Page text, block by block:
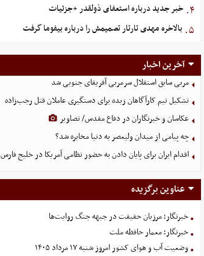
۴. خبر جدید درباره استعفای ذولقدر +جزئیات
۵. بالاخره مهدی تارتار تصمیمش را درباره بیفوما گرفت
آخرین اخبار
مربی سابق استقلال سرمربی آفریقای جنوبی شد
تشکیل تیم کارآگاهان زبده برای دستگیری عاملان قتل رجب‌زاده
عکاسان و خبرنگاران در دفاع مقدس/ تصاویر
چه پیامی از میدان ولیعصر به دنیا مخابره شد؟
اقدام ایران برای پایان دادن به حضور نظامی آمریکا در خلیج فارس
عناوین برگزیده
خبرنگار؛ مرزبان حقیقت در جبهه جنگ روایت‌ها
خبرنگار؛ معمار حافظه ملت
وضعیت آب و هوای کشور امروز شنبه ۱۷ مرداد ۱۴۰۵